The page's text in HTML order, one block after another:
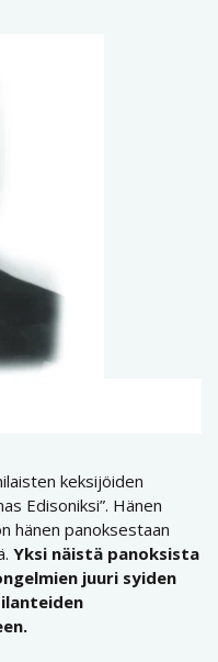
keksijöiden
Edisoniksi”. Hänen
hänen panoksestaan
Yksi näistä panoksista
juuri syiden